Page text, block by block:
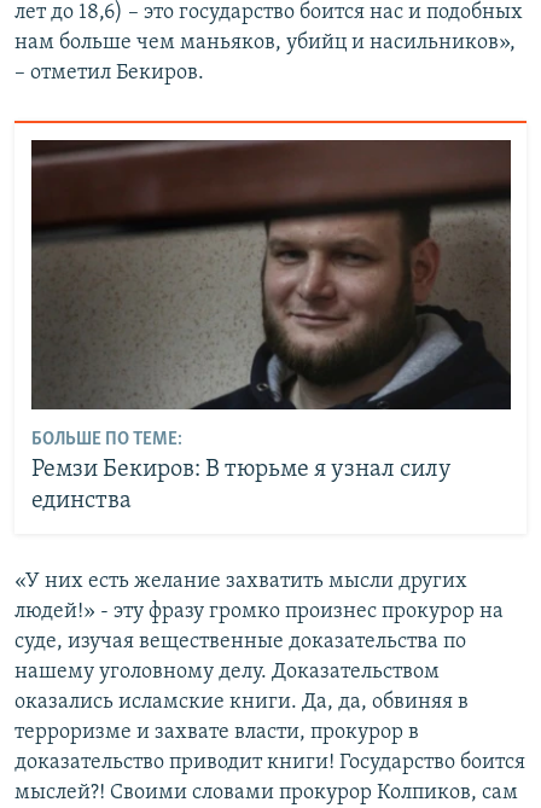
лет до 18,6) – это государство боится нас и подобных
нам больше чем маньяков, убийц и насильников»,
– отметил Бекиров.
БОЛЬШЕ ПО ТЕМЕ:
Ремзи Бекиров: В тюрьме я узнал силу
единства
«У них есть желание захватить мысли других
людей!» - эту фразу громко произнес прокурор на
суде, изучая вещественные доказательства по
нашему уголовному делу. Доказательством
оказались исламские книги. Да, да, обвиняя в
терроризме и захвате власти, прокурор в
доказательство приводит книги! Государство боится
мыслей?! Своими словами прокурор Колпиков, сам